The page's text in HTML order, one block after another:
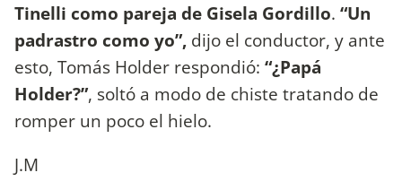
Tinelli como pareja de Gisela Gordillo. “Un
padrastro como yo”, dijo el conductor, y ante
esto, Tomás Holder respondió: “¿Papá
Holder?”, soltó a modo de chiste tratando de
romper un poco el hielo.
J.M